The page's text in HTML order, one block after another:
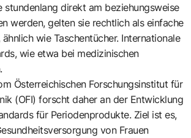
stundenlang direkt am beziehungsweise
werden, gelten sie rechtlich als einfache
wie Taschentücher. Internationale
wie etwa bei medizinischen
Österreichischen Forschungsinstitut für
(OFI) forscht daher an der Entwicklung
für Periodenprodukte. Ziel ist es,
von Frauen